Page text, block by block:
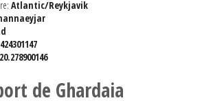
Atlantic/Reykjavik
de Ghardaia